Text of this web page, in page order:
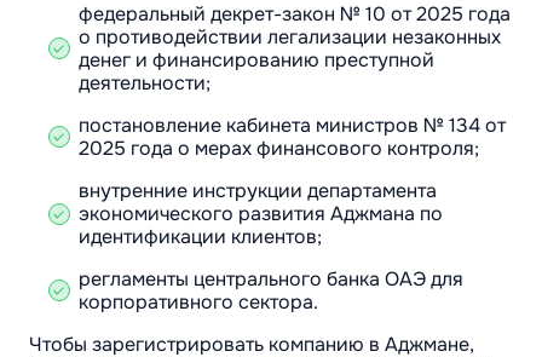
федеральный декрет-закон № 10 от 2025 года
о противодействии легализации незаконных
денег и финансированию преступной
деятельности;
постановление кабинета министров № 134 от
2025 года о мерах финансового контроля;
внутренние инструкции департамента
экономического развития Аджмана по
идентификации клиентов;
регламенты центрального банка ОАЭ для
корпоративного сектора.
Чтобы зарегистрировать компанию в Аджмане,